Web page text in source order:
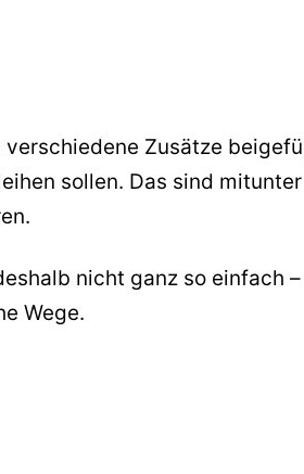
Zusätze
sollen. Das sind
nicht ganz so einfach
Wege.